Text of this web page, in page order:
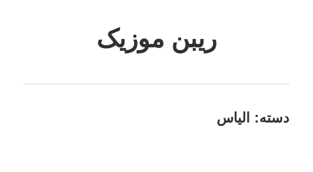
ریبن موزیک
mp3
دسته: الیاس